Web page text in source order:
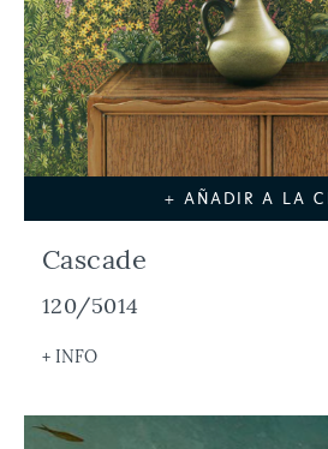
+ AÑADIR A LA
Cascade
120/5014
+ INFO